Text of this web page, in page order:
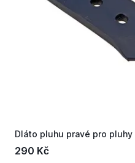
290 Kč